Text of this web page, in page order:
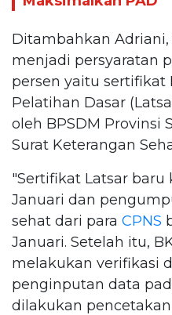
Ditambahkan
menjadi persyaratan
persen yaitu sertifikat
Pelatihan Dasar
oleh BPSDM Provinsi
Surat Keterangan
"Sertifikat Latsar
Januari dan
sehat dari para CPNS
Januari. Setelah itu,
melakukan verifikasi
penginputan data
dilakukan